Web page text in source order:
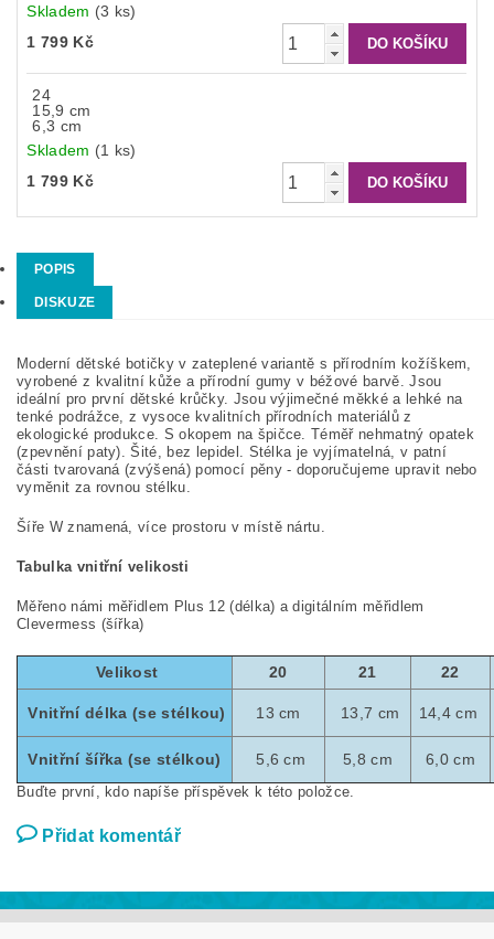
Skladem (3 ks)
1 799 Kč
24
15,9 cm
6,3 cm
Skladem (1 ks)
1 799 Kč
POPIS
DISKUZE
Moderní dětské botičky v zateplené variantě s přírodním kožíškem,
vyrobené z kvalitní kůže a přírodní gumy v béžové barvě. Jsou
ideální pro první dětské krůčky. Jsou výjimečné měkké a lehké na
tenké podrážce, z vysoce kvalitních přírodních materiálů z
ekologické produkce. S okopem na špičce. Téměř nehmatný opatek
(zpevnění paty). Šité, bez lepidel. Stélka je vyjímatelná, v patní
části tvarovaná (zvýšená) pomocí pěny - doporučujeme upravit nebo
vyměnit za rovnou stélku.
Šíře W znamená, více prostoru v místě nártu.
Tabulka vnitřní velikosti
Měřeno námi měřidlem Plus 12 (délka) a digitálním měřidlem
Clevermess (šířka)
Velikost 20 21 22
Vnitřní délka (se stélkou) 13 cm 13,7 cm 14,4 cm
Vnitřní šířka (se stélkou) 5,6 cm 5,8 cm 6,0 cm
Buďte první, kdo napíše příspěvek k této položce.
Přidat komentář